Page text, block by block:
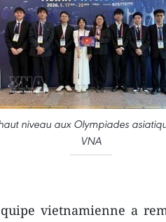
niveau aux Olympiades
VNA
vietnamienne a